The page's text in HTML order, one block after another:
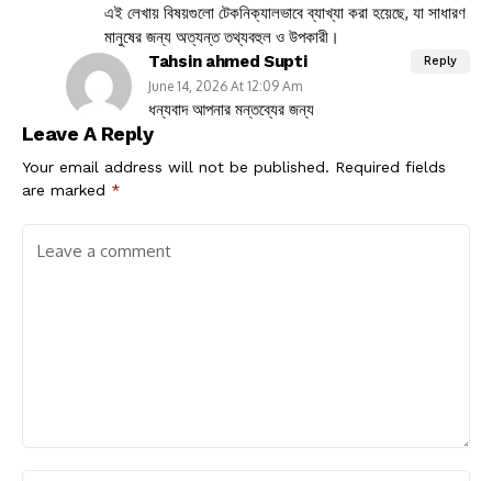
এই লেখায় বিষয়গুলো টেকনিক্যালভাবে ব্যাখ্যা করা হয়েছে, যা সাধারণ
মানুষের জন্য অত্যন্ত তথ্যবহুল ও উপকারী।
Tahsin ahmed Supti
June 14, 2026 At 12:09 Am
ধন্যবাদ আপনার মন্তব্যের জন্য
Reply
Leave A Reply
Your email address will not be published. Required fields
are marked *